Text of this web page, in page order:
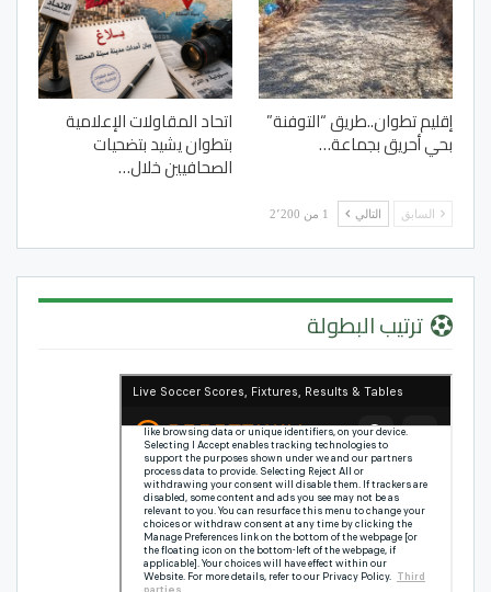
إقليم تطوان..طريق “التوفنة”
بحي أحريق بجماعة…
اتحاد المقاولات الإعلامية
بتطوان يشيد بتضحيات
الصحافيين خلال…
السابق التالي 1 من 2٬200
ترتيب البطولة